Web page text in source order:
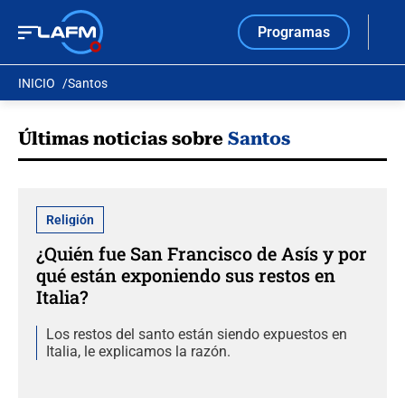
Programas
INICIO Santos
Últimas noticias sobre Santos
Religión
¿Quién fue San Francisco de Asís y por
qué están exponiendo sus restos en
Italia?
Los restos del santo están siendo expuestos en
Italia, le explicamos la razón.